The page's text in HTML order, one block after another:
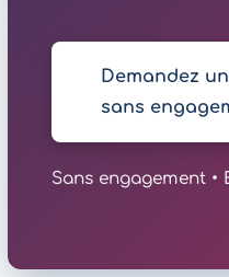
Demandez
sans
Sans engagement